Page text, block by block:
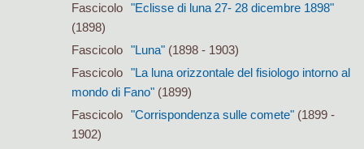
Fascicolo
"Eclisse di luna 27- 28 dicembre 1898"
(1898)
Fascicolo
"Luna"(1898 - 1903)
Fascicolo
"La luna orizzontale del fisiologo intorno al
mondo di Fano"(1899)
Fascicolo
"Corrispondenza sulle comete"(1899 -
1902)